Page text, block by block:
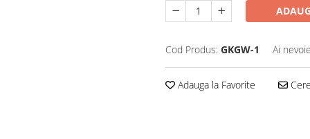
Cod Produs: GKGW-1 Ai
Adauga la Favorite